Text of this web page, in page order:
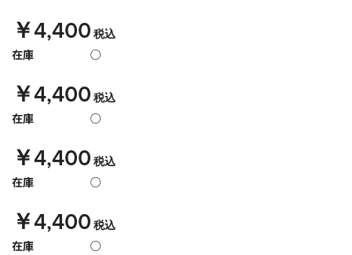
￥4,400 税込
在庫
○
￥4,400 税込
在庫
○
￥4,400 税込
在庫
○
￥4,400 税込
在庫
○